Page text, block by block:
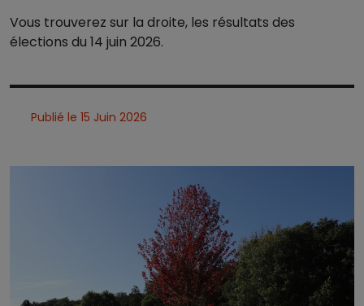
Vous trouverez sur la droite, les résultats des
élections du 14 juin 2026.
Publié le 15 Juin 2026